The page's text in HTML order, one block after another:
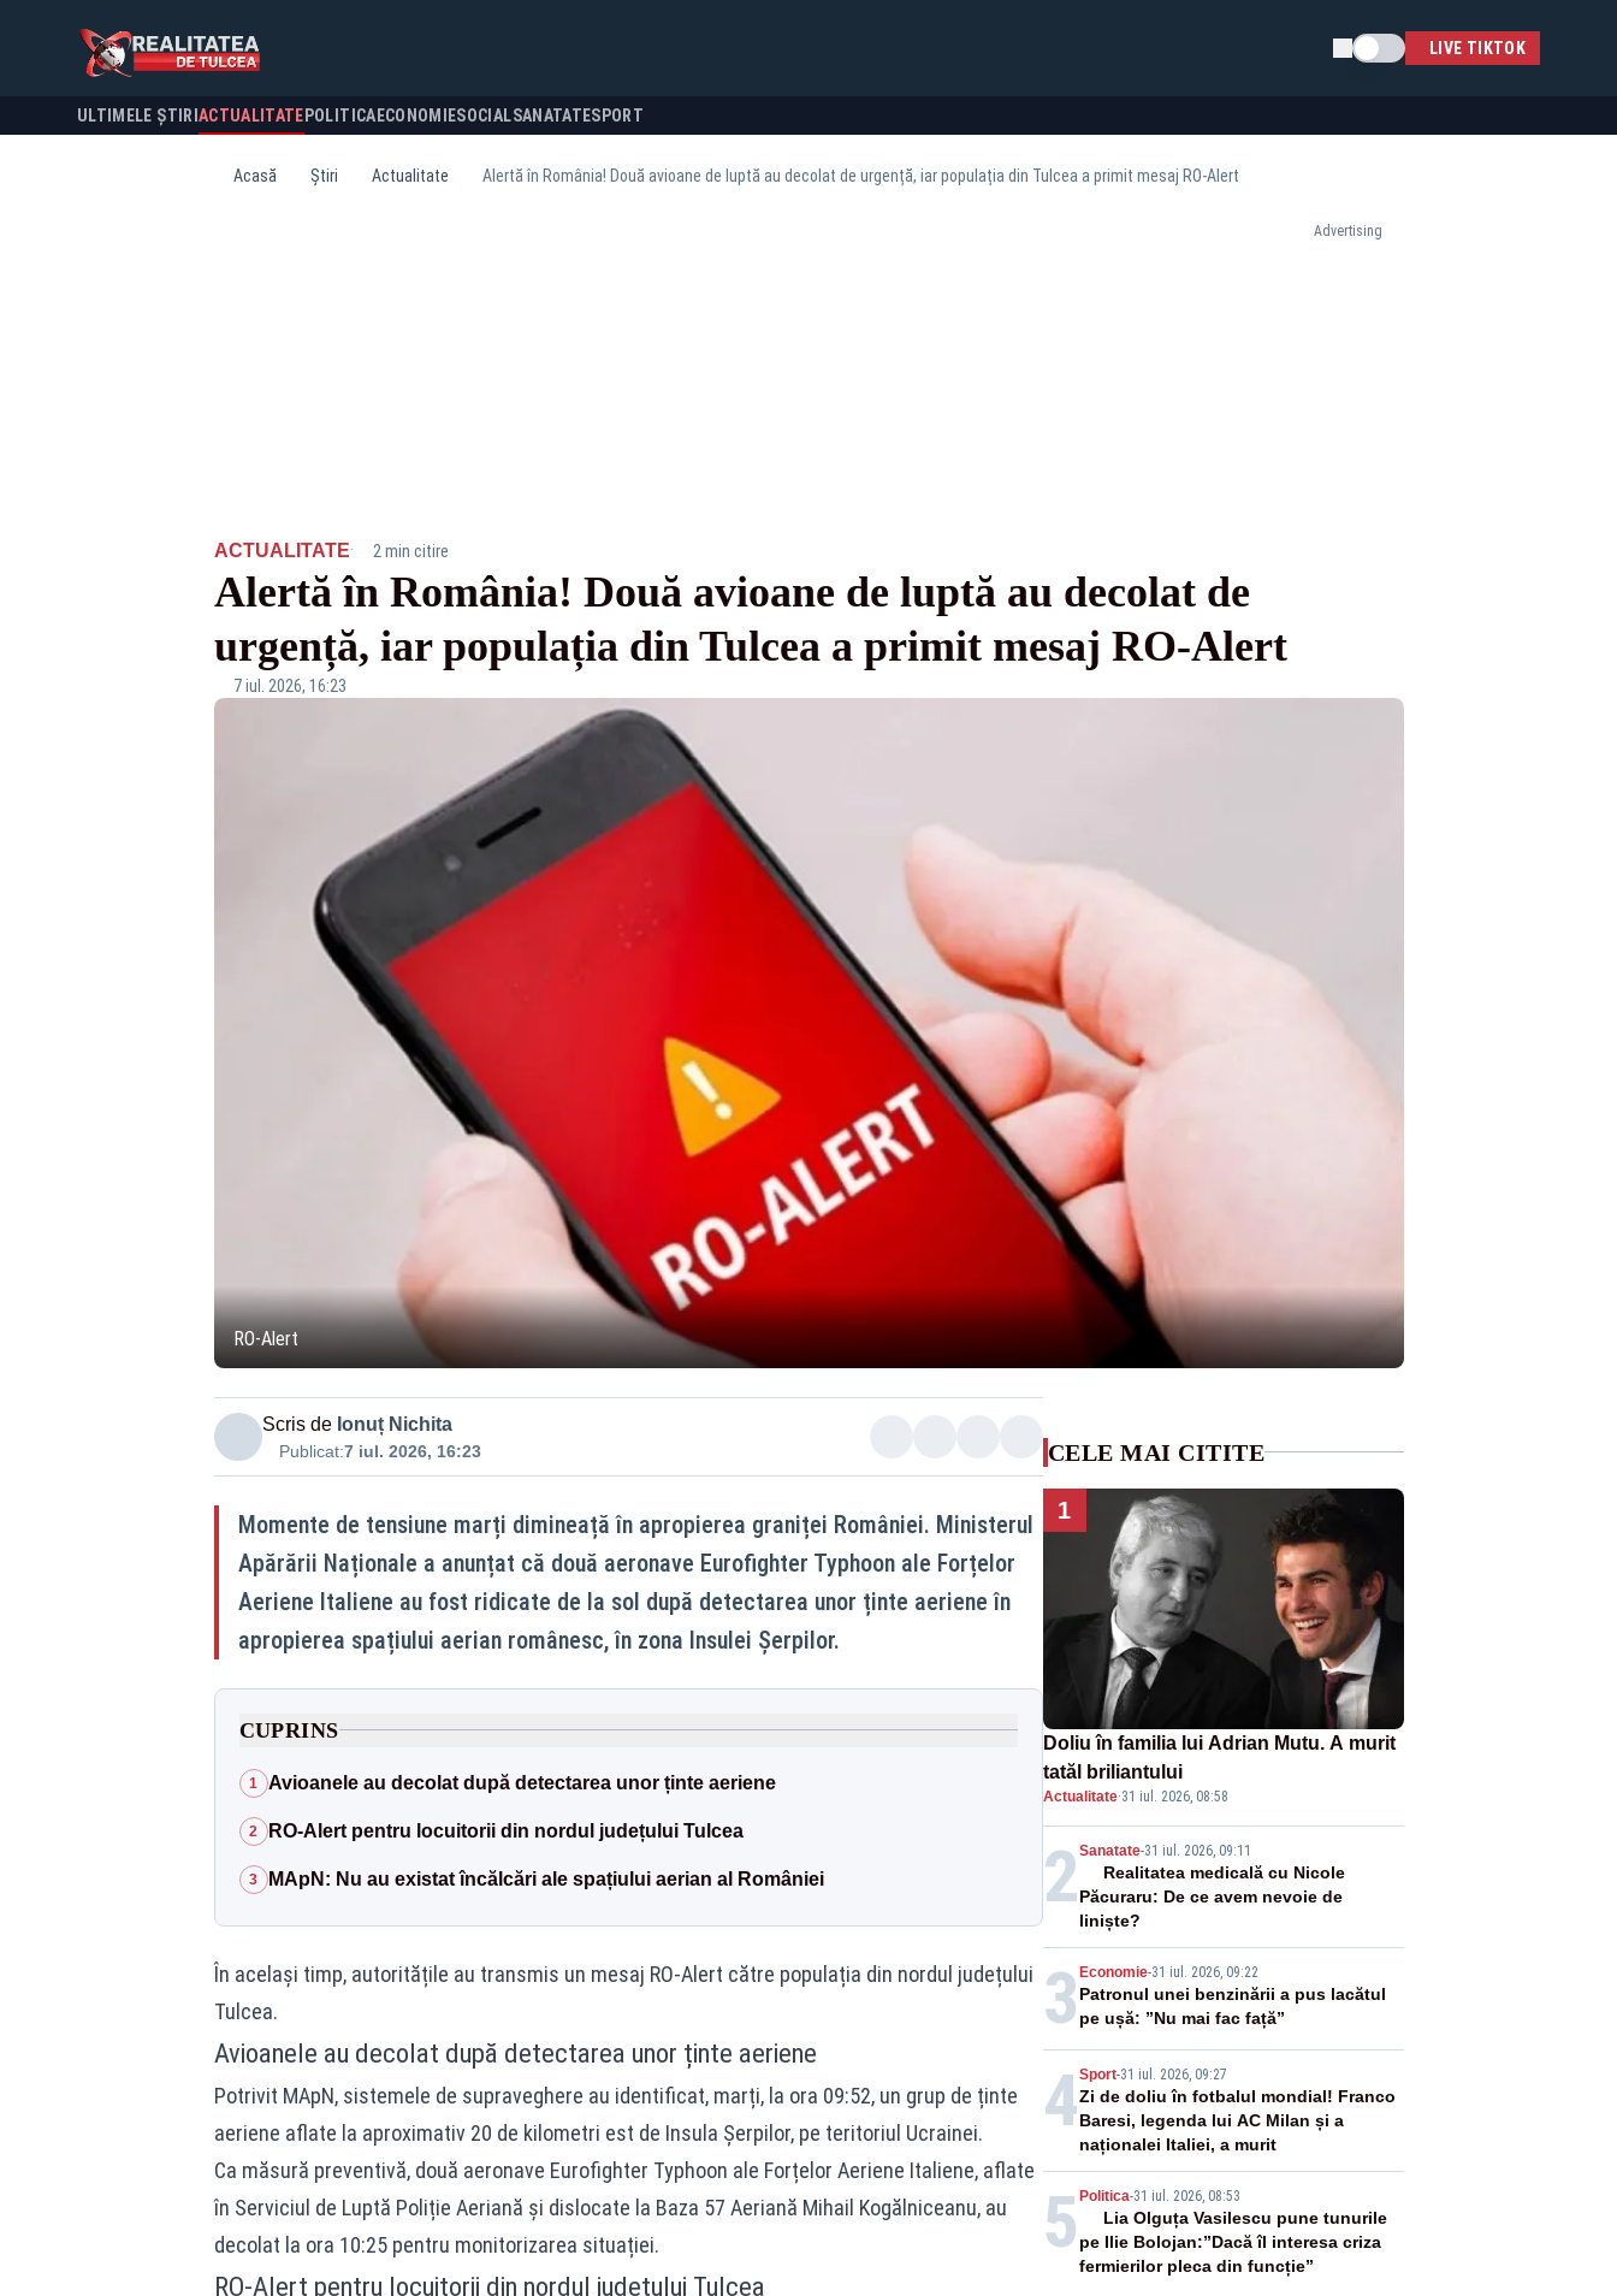
Schimba temaLIVE TIKTOK
ULTIMELE ȘTIRI ACTUALITATE POLITICA ECONOMIESOCIALSANATATESPORT
Acasă Știri Actualitate Alertă în România! Două avioane de luptă au decolat de urgență, iar populația din Tulcea a primit mesaj RO-Alert
Advertising
ACTUALITATE· 2 min citire
Alertă în România! Două avioane de luptă au decolat de
urgență, iar populația din Tulcea a primit mesaj RO-Alert
7 iul. 2026, 16:23
RO-Alert
Scris de Ionuț Nichita
Publicat:7 iul. 2026, 16:23
Momente de tensiune marți dimineață în apropierea graniței României. Ministerul
Apărării Naționale a anunțat că două aeronave Eurofighter Typhoon ale Forțelor
Aeriene Italiene au fost ridicate de la sol după detectarea unor ținte aeriene în
apropierea spațiului aerian românesc, în zona Insulei Șerpilor.
CUPRINS
1 Avioanele au decolat după detectarea unor ținte aeriene
2 RO-Alert pentru locuitorii din nordul județului Tulcea
3 MApN: Nu au existat încălcări ale spațiului aerian al României
În același timp, autoritățile au transmis un mesaj RO-Alert către populația din nordul județului
Tulcea.
Avioanele au decolat după detectarea unor ținte aeriene
Potrivit MApN, sistemele de supraveghere au identificat, marți, la ora 09:52, un grup de ținte
aeriene aflate la aproximativ 20 de kilometri est de Insula Șerpilor, pe teritoriul Ucrainei.
Ca măsură preventivă, două aeronave Eurofighter Typhoon ale Forțelor Aeriene Italiene, aflate
în Serviciul de Luptă Poliție Aeriană și dislocate la Baza 57 Aeriană Mihail Kogălniceanu, au
decolat la ora 10:25 pentru monitorizarea situației.
RO-Alert pentru locuitorii din nordul județului Tulcea
CELE MAI CITITE
1
Doliu în familia lui Adrian Mutu. A murit
tatăl briliantului
Actualitate·31 iul. 2026, 08:58
2Sanatate-31 iul. 2026, 09:11
Realitatea medicală cu Nicole
Păcuraru: De ce avem nevoie de
liniște?
3 Economie-31 iul. 2026, 09:22
Patronul unei benzinării a pus lacătul
pe ușă: ”Nu mai fac față”
4Sport-31 iul. 2026, 09:27
Zi de doliu în fotbalul mondial! Franco
Baresi, legenda lui AC Milan și a
naționalei Italiei, a murit
5 Politica-31 iul. 2026, 08:53
Lia Olguța Vasilescu pune tunurile
pe Ilie Bolojan:”Dacă îl interesa criza
fermierilor pleca din funcție”